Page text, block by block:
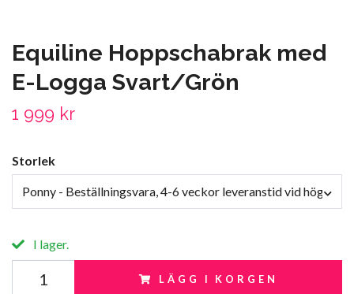
Equiline Hoppschabrak med
E-Logga Svart/Grön
1 999 kr
Storlek
Ponny - Beställningsvara, 4-6 veckor leveranstid vid högt
I lager.
LÄGG I KORGEN